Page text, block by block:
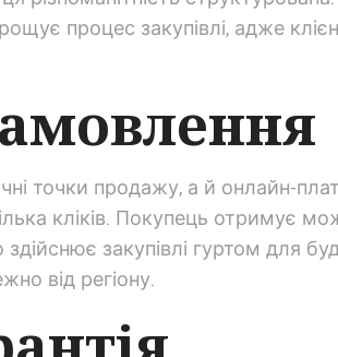
процес закупівлі, адже
точки продажу, а й онлайн-
кліків. Покупець отримує
закупівлі гуртом для
від регіону.